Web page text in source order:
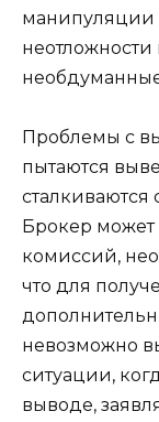
манипуляции
неотложности
Проблемы с
пытаются
Брокер может
комиссий,
что для
невозможно
ситуации,
выводе,